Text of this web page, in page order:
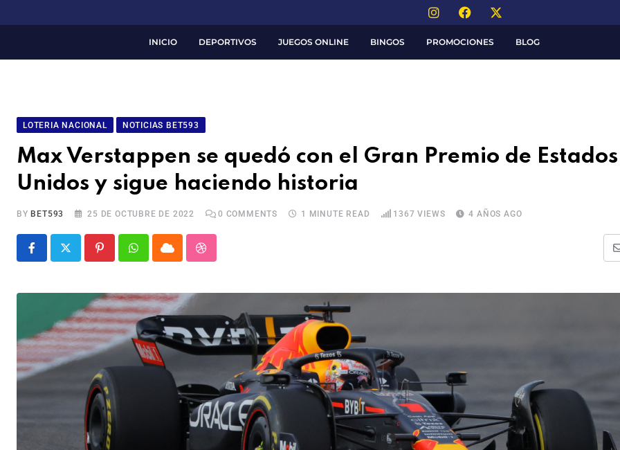
INICIO DEPORTIVOS JUEGOS ONLINE BINGOS PROMOCIONES BLOG
LOTERIA NACIONAL NOTICIAS BET593
Max Verstappen se quedó con el Gran Premio de Estados
Unidos y sigue haciendo historia
BY BET593 25 DE OCTUBRE DE 2022 0 COMMENTS 1 MINUTE READ 1367 VIEWS 4 AÑOS AGO